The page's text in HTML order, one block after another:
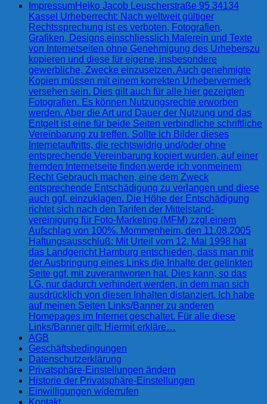
ImpressumHeiko Jacob Leuscherstraße 95 34134
Kassel Urheberrecht: Nach weltweit gültiger
Rechtssprechung ist es verboten, Fotografien,
Grafiken, Designs,einschliesslich Malerein und Texte
von Internetseiten ohne Genehmigung des Urheberszu
kopieren und diese für eigene, insbesondere
gewerbliche, Zwecke einzusetzen. Auch genehmigte
Kopien müssen mit einem korrekten Urhebervermerk
versehen sein. Dies gilt auch für alle hier gezeigten
Fotografien. Es können Nutzungsrechte erworben
werden. Aber die Art und Dauer der Nutzung und das
Entgelt ist eine für beide Seiten verbindliche schriftliche
Vereinbarung zu treffen. Sollte ich Bilder dieses
Internetauftritts, die rechtswidrig und/oder ohne
entsprechende Vereinbarung kopiert wurden, auf einer
fremden Internetseite finden,werde ich vonmeinem
Recht Gebrauch machen, eine dem Zweck
entsprechende Entschädigung zu verlangen und diese
auch ggf. einzuklagen. Die Höhe der Entschädigung
richtet sich nach den Tarifen der Mittelstand-
vereinigung für Foto-Marketing (MFM) zzgl.einem
Aufschlag von 100%. Mommenheim, den 11.08.2005
Haftungsausschluß: Mit Urteil vom 12. Mai 1998 hat
das Landgericht Hamburg entschieden, dass man mit
der Ausbringung eines Links die Inhalte der gelinkten
Seite ggf. mit zuverantworten hat. Dies kann, so das
LG, nur dadurch verhindert werden, in dem man sich
ausdrücklich von diesen Inhalten distanziert. Ich habe
auf meinen Seiten Links/Banner zu anderen
Homepages im Internet geschaltet. Für alle diese
Links/Banner gilt: Hiermit erkläre…
AGB
Geschäftsbedingungen
Datenschutzerklärung
Privatsphäre-Einstellungen ändern
Historie der Privatsphäre-Einstellungen
Einwilligungen widerrufen
Kontakt